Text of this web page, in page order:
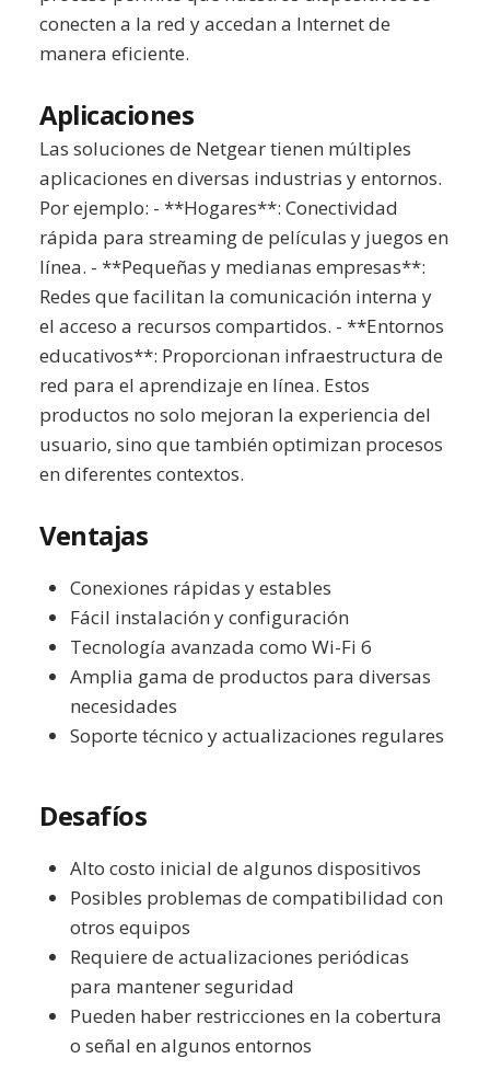
conecten a la red y accedan a Internet de
manera eficiente.
Aplicaciones
Las soluciones de Netgear tienen múltiples
aplicaciones en diversas industrias y entornos.
Por ejemplo: - **Hogares**: Conectividad
rápida para streaming de películas y juegos en
línea. - **Pequeñas y medianas empresas**:
Redes que facilitan la comunicación interna y
el acceso a recursos compartidos. - **Entornos
educativos**: Proporcionan infraestructura de
red para el aprendizaje en línea. Estos
productos no solo mejoran la experiencia del
usuario, sino que también optimizan procesos
en diferentes contextos.
Ventajas
Conexiones rápidas y estables
Fácil instalación y configuración
Tecnología avanzada como Wi-Fi 6
Amplia gama de productos para diversas
necesidades
Soporte técnico y actualizaciones regulares
Desafíos
Alto costo inicial de algunos dispositivos
Posibles problemas de compatibilidad con
otros equipos
Requiere de actualizaciones periódicas
para mantener seguridad
Pueden haber restricciones en la cobertura
o señal en algunos entornos